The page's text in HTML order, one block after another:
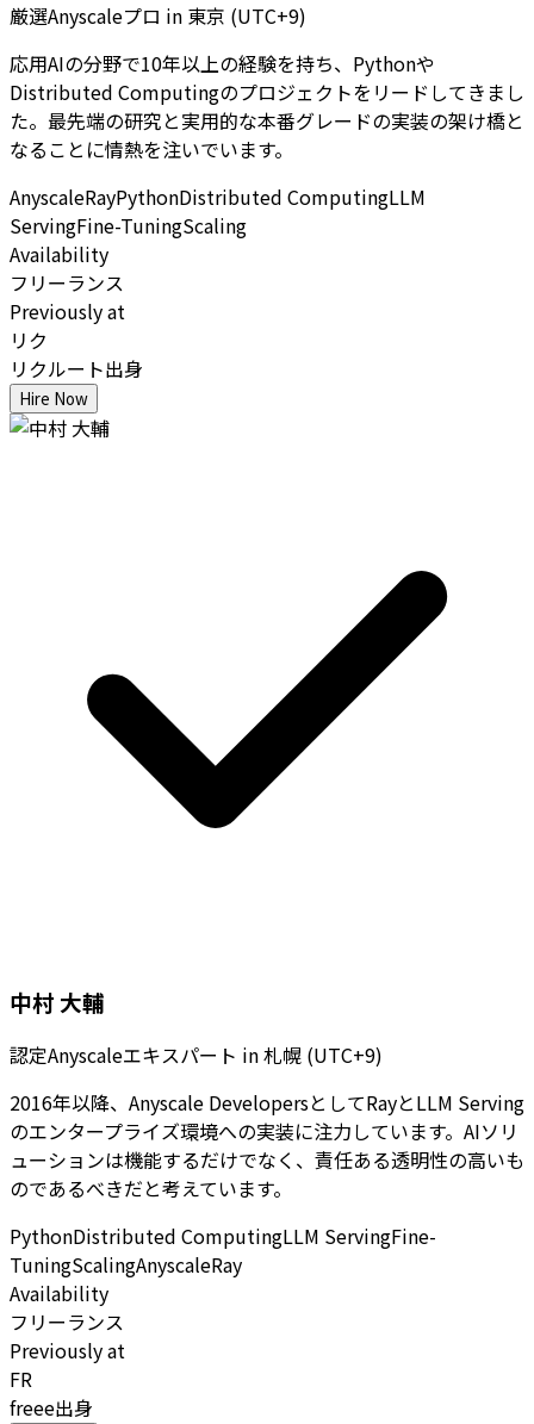
厳選Anyscaleプロ in 東京 (UTC+9)
応用AIの分野で10年以上の経験を持ち、Pythonや
Distributed Computingのプロジェクトをリードしてきまし
た。最先端の研究と実用的な本番グレードの実装の架け橋と
なることに情熱を注いでいます。
AnyscaleRayPythonDistributed ComputingLLM
ServingFine-TuningScaling
Availability
フリーランス
Previously at
リク
リクルート出身
Hire Now
中村 大輔
認定Anyscaleエキスパート in札幌 (UTC+9)
2016年以降、Anyscale DevelopersとしてRayとLLM Serving
のエンタープライズ環境への実装に注力しています。AIソリ
ューションは機能するだけでなく、責任ある透明性の高いも
のであるべきだと考えています。
PythonDistributed ComputingLLM ServingFine-
TuningScalingAnyscaleRay
Availability
フリーランス
Previously at
FR
freee出身